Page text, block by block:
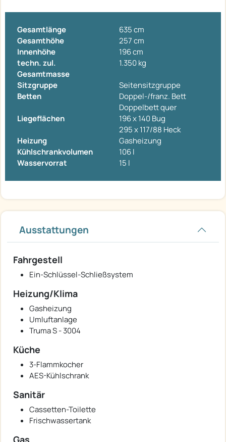
Gesamtlänge
635 cm
Gesamthöhe
257 cm
Innenhöhe
196 cm
techn. zul.
Gesamtmasse
1.350 kg
Sitzgruppe
Seitensitzgruppe
Betten
Doppel-/franz. Bett
Doppelbett quer
Liegeflächen
196 x 140 Bug
295 x 117/88 Heck
Heizung
Gasheizung
Kühlschrankvolumen
106 l
Wasservorrat
15 l
Ausstattungen
Fahrgestell
Ein-Schlüssel-Schließsystem
Heizung/Klima
Gasheizung
Umluftanlage
Truma S - 3004
Küche
3-Flammkocher
AES-Kühlschrank
Sanitär
Cassetten-Toilette
Frischwassertank
Gas